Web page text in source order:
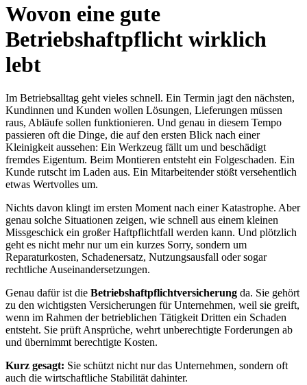
Wovon eine gute
Betriebshaftpflicht wirklich
lebt
Im Betriebsalltag geht vieles schnell. Ein Termin jagt den nächsten,
Kundinnen und Kunden wollen Lösungen, Lieferungen müssen
raus, Abläufe sollen funktionieren. Und genau in diesem Tempo
passieren oft die Dinge, die auf den ersten Blick nach einer
Kleinigkeit aussehen: Ein Werkzeug fällt um und beschädigt
fremdes Eigentum. Beim Montieren entsteht ein Folgeschaden. Ein
Kunde rutscht im Laden aus. Ein Mitarbeitender stößt versehentlich
etwas Wertvolles um.
Nichts davon klingt im ersten Moment nach einer Katastrophe. Aber
genau solche Situationen zeigen, wie schnell aus einem kleinen
Missgeschick ein großer Haftpflichtfall werden kann. Und plötzlich
geht es nicht mehr nur um ein kurzes Sorry, sondern um
Reparaturkosten, Schadenersatz, Nutzungsausfall oder sogar
rechtliche Auseinandersetzungen.
Genau dafür ist die Betriebshaftpflichtversicherung da. Sie gehört
zu den wichtigsten Versicherungen für Unternehmen, weil sie greift,
wenn im Rahmen der betrieblichen Tätigkeit Dritten ein Schaden
entsteht. Sie prüft Ansprüche, wehrt unberechtigte Forderungen ab
und übernimmt berechtigte Kosten.
Kurz gesagt: Sie schützt nicht nur das Unternehmen, sondern oft
auch die wirtschaftliche Stabilität dahinter.